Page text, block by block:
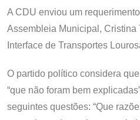
A CDU enviou um
Assembleia Municipal, Cristina
Interface de Transportes
O partido político considera
“que não foram bem
seguintes questões: “Que